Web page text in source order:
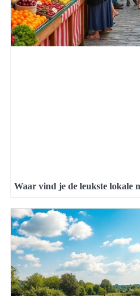
Waar vind je de leukste lokale